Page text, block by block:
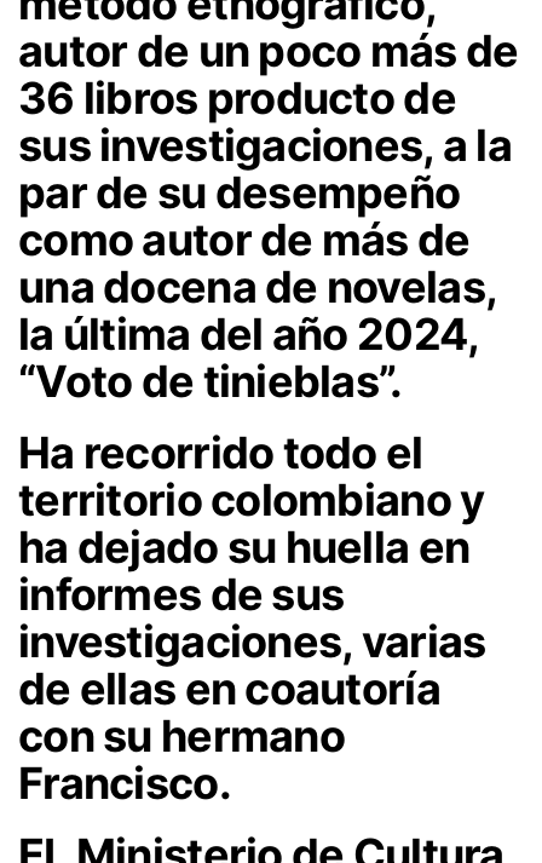
autor de un poco más de
36 libros producto de
sus investigaciones, a la
par de su desempeño
como autor de más de
una docena de novelas,
la última del año 2024,
“Voto de tinieblas”.
Ha recorrido todo el
territorio colombiano y
ha dejado su huella en
informes de sus
investigaciones, varias
de ellas en coautoría
con su hermano
Francisco.